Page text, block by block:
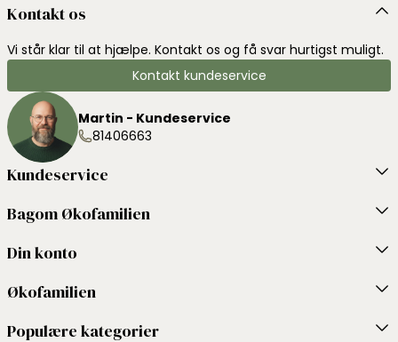
Kontakt os
Vi står klar til at hjælpe. Kontakt os og få svar hurtigst muligt.
Kontakt kundeservice
Martin - Kundeservice
81406663
Kundeservice
Bagom Økofamilien
Din konto
Økofamilien
Populære kategorier